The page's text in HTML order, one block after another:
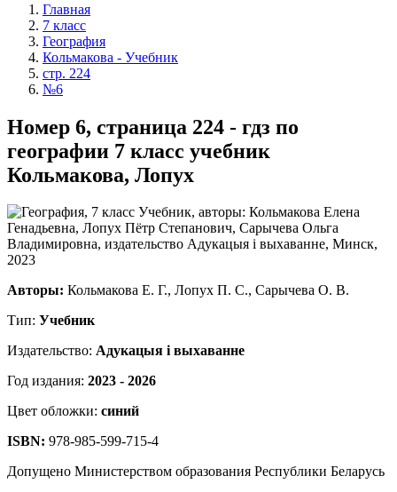
Главная
7 класс
География
Кольмакова - Учебник
стр. 224
№6
Номер 6, страница 224 - гдз по
географии 7 класс учебник
Кольмакова, Лопух
Авторы: Кольмакова Е. Г., Лопух П. С., Сарычева О. В.
Тип: Учебник
Издательство: Адукацыя i выхаванне
Год издания: 2023 - 2026
Цвет обложки: синий
ISBN: 978-985-599-715-4
Допущено Министерством образования Республики Беларусь